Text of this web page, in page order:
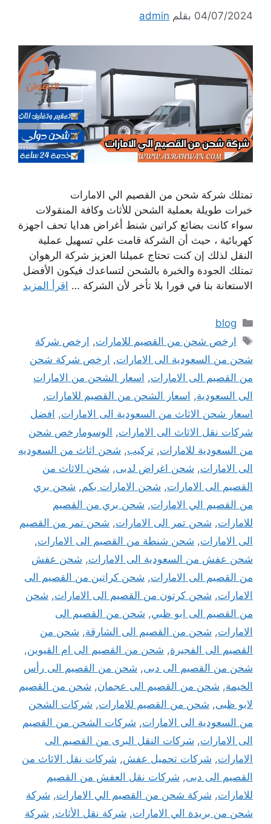
04/07/2024 بقلم admin
تمتلك شركة شحن من القصيم الي الامارات
خبرات طويلة بعملية الشحن للأثاث وكافة المنقولات
سواء كانت بضائع كراتين شنط أغراض هدايا تحف اجهزة
كهربائية ، حيث أن الشركة قامت علي تسهيل عملية
النقل لذلك إن كنت تحتاج عميلنا العزيز شركة الرهوان
تمتلك الجودة والخبرة بالشحن لتساعدك فيكون الأفضل
الاستعانة بنا في فورا بلا تأخر لأن الشركة … اقرأ المزيد
التصنيفات
blog
الوسوم
ارخص شحن من القصيم للامارات, ارخص شركة
شحن من السعودية الى الامارات, ارخص شركة شحن
من القصيم الى الامارات, اسعار الشحن من الامارات
الى السعودية, اسعار الشحن من القصيم للامارات,
اسعار شحن الاثاث من السعودية الى الامارات, افضل
شركات نقل الاثاث الى الامارات, الوسومارخص شحن
من السعودية للامارات, تركيب, شحن اثاث من السعوديه
الى الامارات, شحن اغراض لدبى, شحن الاثاث من
القصيم الى الامارات, شحن الامارات بكم, شحن بري
من القصيم الي الامارات, شحن بري من القصيم
للامارات, شحن تمر الى الامارات, شحن تمر من القصيم
الى الامارات, شحن شنطة من القصيم الى الامارات,
شحن عفش من السعودية الى الامارات, شحن عفش
من القصيم الى الامارات, شحن كراتين من القصيم الى
الامارات, شحن كرتون من القصيم الى الامارات, شحن
من القصيم الى ابو ظبي, شحن من القصيم الى
الامارات, شحن من القصيم الى الشارقة, شحن من
القصيم الى الفجيرة, شحن من القصيم الى ام القيوين,
شحن من القصيم الى دبى, شحن من القصيم الى رأس
الخيمة, شحن من القصيم الى عجمان, شحن من القصيم
لابو ظبى, شحن من القصيم للامارات, شركات الشحن
من السعودية الى الامارات, شركات الشحن من القصيم
الى الامارات, شركات النقل البرى من القصيم الى
الامارات, شركات تحميل عفش, شركات نقل الاثاث من
القصيم الى دبى, شركات نقل العفش من القصيم
للامارات, شركة شحن من القصيم الي الامارات, شركة
شحن من بريدة الي الامارات, شركة نقل الأثاث, شركة